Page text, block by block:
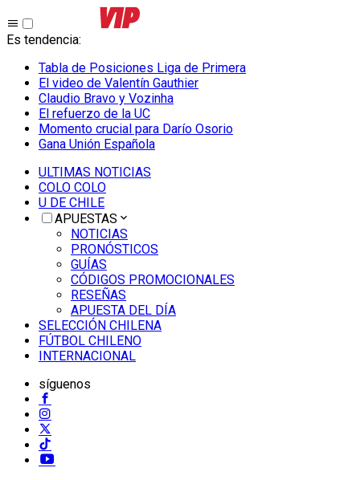
Es tendencia:
Tabla de Posiciones Liga de Primera
El video de Valentín Gauthier
Claudio Bravo y Vozinha
El refuerzo de la UC
Momento crucial para Darío Osorio
Gana Unión Española
ULTIMAS NOTICIAS
COLO COLO
U DE CHILE
APUESTAS
NOTICIAS
PRONÓSTICOS
GUÍAS
CÓDIGOS PROMOCIONALES
RESEÑAS
APUESTA DEL DÍA
SELECCIÓN CHILENA
FÚTBOL CHILENO
INTERNACIONAL
síguenos